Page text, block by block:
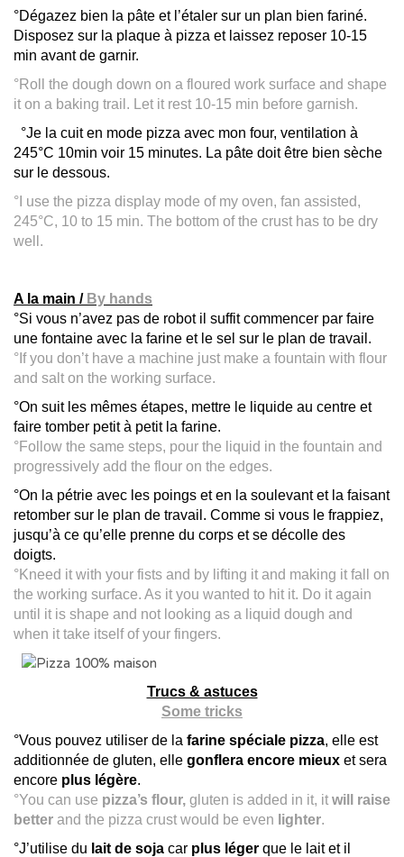
°Dégazez bien la pâte et l’étaler sur un plan bien fariné.
Disposez sur la plaque à pizza et laissez reposer 10-15
min avant de garnir.
°Roll the dough down on a floured work surface and shape
it on a baking trail. Let it rest 10-15 min before garnish.
°Je la cuit en mode pizza avec mon four, ventilation à
245°C 10min voir 15 minutes. La pâte doit être bien sèche
sur le dessous.
°I use the pizza display mode of my oven, fan assisted,
245°C, 10 to 15 min. The bottom of the crust has to be dry
well.
A la main / By hands
°Si vous n’avez pas de robot il suffit commencer par faire
une fontaine avec la farine et le sel sur le plan de travail.
°If you don’t have a machine just make a fountain with flour
and salt on the working surface.
°On suit les mêmes étapes, mettre le liquide au centre et
faire tomber petit à petit la farine.
°Follow the same steps, pour the liquid in the fountain and
progressively add the flour on the edges.
°On la pétrie avec les poings et en la soulevant et la faisant
retomber sur le plan de travail. Comme si vous le frappiez,
jusqu’à ce qu’elle prenne du corps et se décolle des
doigts.
°Kneed it with your fists and by lifting it and making it fall on
the working surface. As it you wanted to hit it. Do it again
until it is shape and not looking as a liquid dough and
when it take itself of your fingers.
Trucs & astuces
Some tricks
°Vous pouvez utiliser de la farine spéciale pizza, elle est
additionnée de gluten, elle gonflera encore mieux et sera
encore plus légère.
°You can use pizza’s flour, gluten is added in it, it will raise
better and the pizza crust would be even lighter.
°J’utilise du lait de soja car plus léger que le lait et il